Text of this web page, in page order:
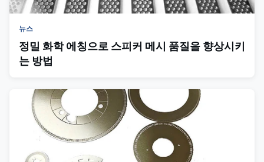
뉴스
정밀 화학 에칭으로 스피커 메시 품질을 향상시키
는 방법